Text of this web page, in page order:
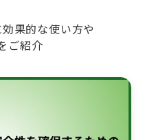
果的な使い方や
ご紹介